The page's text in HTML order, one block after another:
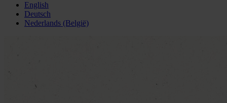
English
Deutsch
Nederlands (België)